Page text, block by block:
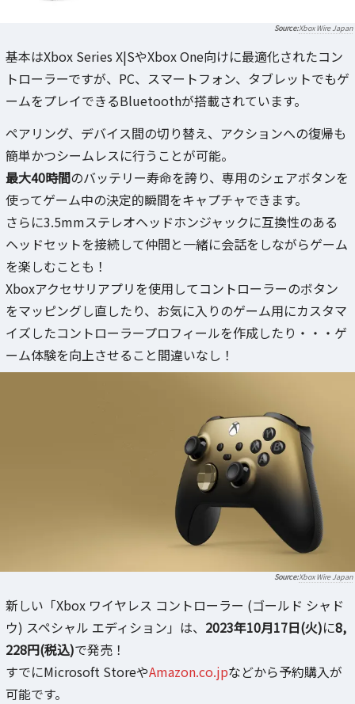
Xbox Wire Japan
基本はXbox Series X|SやXbox One向けに最適化されたコン
トローラーですが、PC、スマートフォン、タブレットでもゲ
ームをプレイできるBluetoothが搭載されています。
ペアリング、デバイス間の切り替え、アクションへの復帰も
簡単かつシームレスに行うことが可能。
最大40時間のバッテリー寿命を誇り、専用のシェアボタンを
使ってゲーム中の決定的瞬間をキャプチャできます。
さらに3.5mmステレオヘッドホンジャックに互換性のある
ヘッドセットを接続して仲間と一緒に会話をしながらゲーム
を楽しむことも！
Xboxアクセサリアプリを使用してコントローラーのボタン
をマッピングし直したり、お気に入りのゲーム用にカスタマ
イズしたコントローラープロフィールを作成したり・・・ゲ
ーム体験を向上させること間違いなし！
Xbox Wire Japan
新しい「Xbox ワイヤレス コントローラー (ゴールド シャド
ウ) スペシャル エディション」は、 2023年10月17日(火)に8,
228円(税込)で発売！
すでにMicrosoft StoreやAmazon.co.jpなどから予約購入が
可能です。